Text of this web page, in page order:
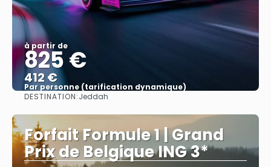
à partir de
825 €
412 €
Par personne (tarification dynamique)
DESTINATION:Jeddah
Forfait Formule 1 | Grand
Prix de Belgique ING 3*